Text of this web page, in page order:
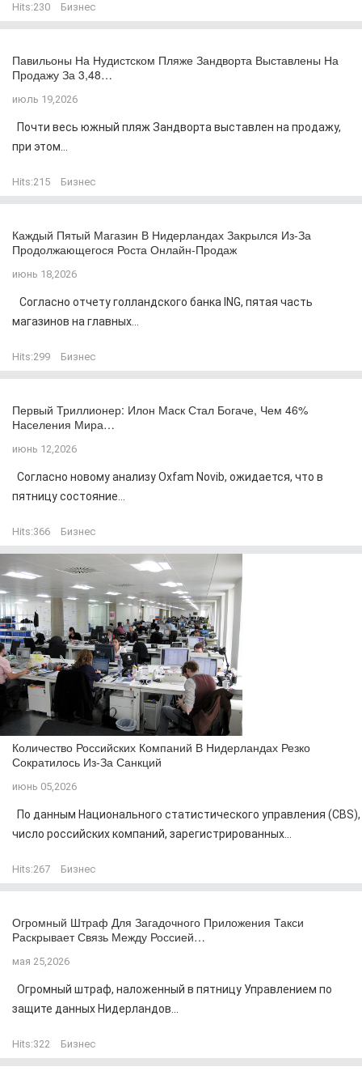
Hits:230 Бизнес
Павильоны На Нудистском Пляже Зандворта Выставлены На
Продажу За 3,48…
июль 19,2026
Почти весь южный пляж Зандворта выставлен на продажу,
при этом...
Hits:215 Бизнес
Каждый Пятый Магазин В Нидерландах Закрылся Из-За
Продолжающегося Роста Онлайн-Продаж
июнь 18,2026
Согласно отчету голландского банка ING, пятая часть
магазинов на главных...
Hits:299 Бизнес
Первый Триллионер: Илон Маск Стал Богаче, Чем 46%
Населения Мира…
июнь 12,2026
Согласно новому анализу Oxfam Novib, ожидается, что в
пятницу состояние...
Hits:366 Бизнес
Количество Российских Компаний В Нидерландах Резко
Сократилось Из-За Санкций
июнь 05,2026
По данным Национального статистического управления (CBS),
число российских компаний, зарегистрированных...
Hits:267 Бизнес
Огромный Штраф Для Загадочного Приложения Такси
Раскрывает Связь Между Россией…
мая 25,2026
Огромный штраф, наложенный в пятницу Управлением по
защите данных Нидерландов...
Hits:322 Бизнес